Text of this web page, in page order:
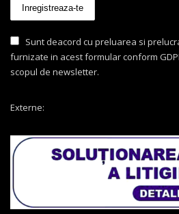
Sunt deacord cu preluarea si
furnizate in acest formular conform
scopul de newsletter.
Externe: